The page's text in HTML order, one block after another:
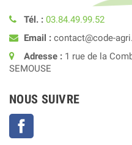
Tél. : 03.84.49.99.52
Email : contact@code-
Adresse : 1 rue de la
SEMOUSE
NOUS SUIVRE